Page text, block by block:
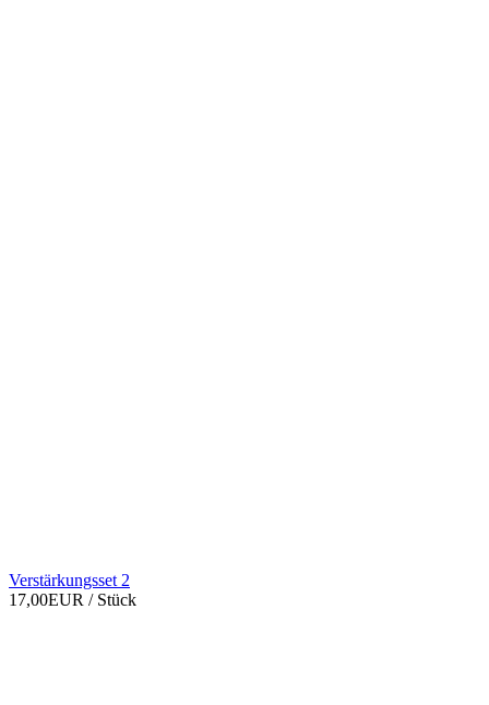
Verstärkungsset 2
17,00EUR / Stück